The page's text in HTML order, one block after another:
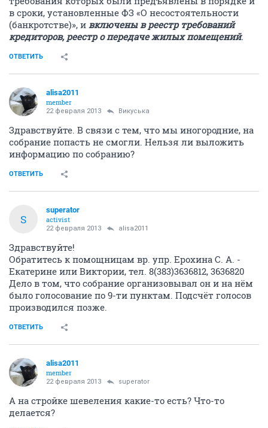
в сроки, установленные ФЗ «О несостоятельности
(банкротстве)», и включены в реестр требований
кредиторов, реестр о передаче жилых помещений.
ОТВЕТИТЬ
alisa2011
member
22 февраля 2013 Викуська
Здравствуйте. В связи с тем, что мы иногородние, на
собрание попасть не смогли. Нельзя ли выложить
информацию по собранию?
ОТВЕТИТЬ
S
superator
activist
22 февраля 2013 alisa2011
Здравствуйте!
Обратитесь к помощницам вр. упр. Ерохина С. А. -
Екатерине или Виктории, тел. 8(383)3636812, 3636820
Дело в том, что собрание организовывал он и на нём
было голосование по 9-ти пунктам. Подсчёт голосов
производился позже.
ОТВЕТИТЬ
alisa2011
member
22 февраля 2013 superator
А на стройке шевеления какие-то есть? Что-то
делается?